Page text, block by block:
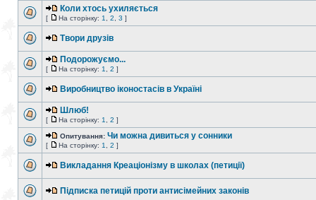
Коли хтось ухиляється
[ На сторінку: 1 2 3 ]
Твори друзів
Подорожуємо...
[ На сторінку: 1 2 ]
Виробництво іконостасів в Україні
Шлюб!
[ На сторінку: 1 2 ]
Опитування: Чи можна дивиться у сонники
[ На сторінку: 1 2 ]
Викладання Креаціонізму в школах (петиції)
Підписка петицій проти антисімейних законів